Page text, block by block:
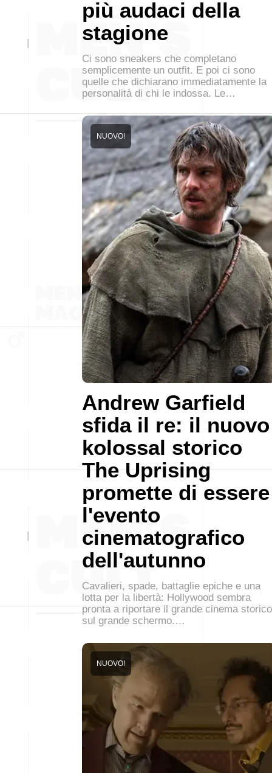
più audaci della
stagione
Ci sono sneakers che completano
semplicemente un outfit. E poi ci sono
quelle che dichiarano immediatamente la
personalità di chi le indossa. Le…
Andrew Garfield
sfida il re: il nuovo
kolossal storico
The Uprising
promette di essere
l'evento
cinematografico
dell'autunno
NUOVO!
Cavalieri, spade, battaglie epiche e una
lotta per la libertà: Hollywood sembra
pronta a riportare il grande cinema storico
sul grande schermo.…
NUOVO!